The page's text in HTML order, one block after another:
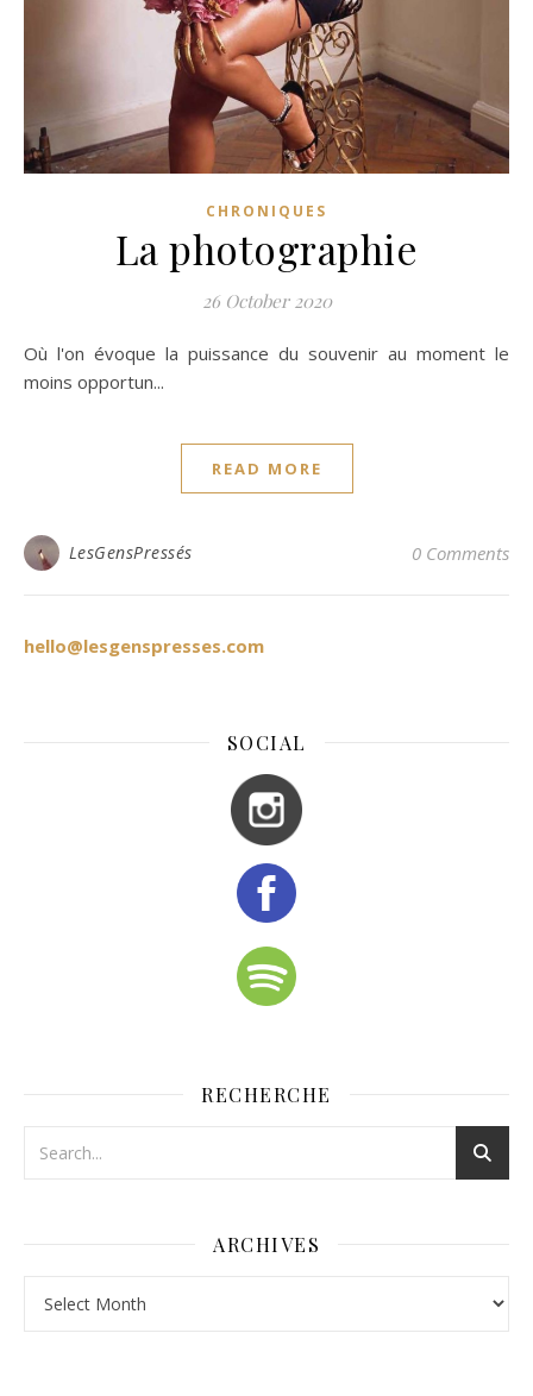
CHRONIQUES
La photographie
26 October 2020
Où l'on évoque la puissance du souvenir au moment le
moins opportun...
READ MORE
LesGensPressés 0 Comments
hello@lesgenspresses.com
SOCIAL
RECHERCHE
ARCHIVES